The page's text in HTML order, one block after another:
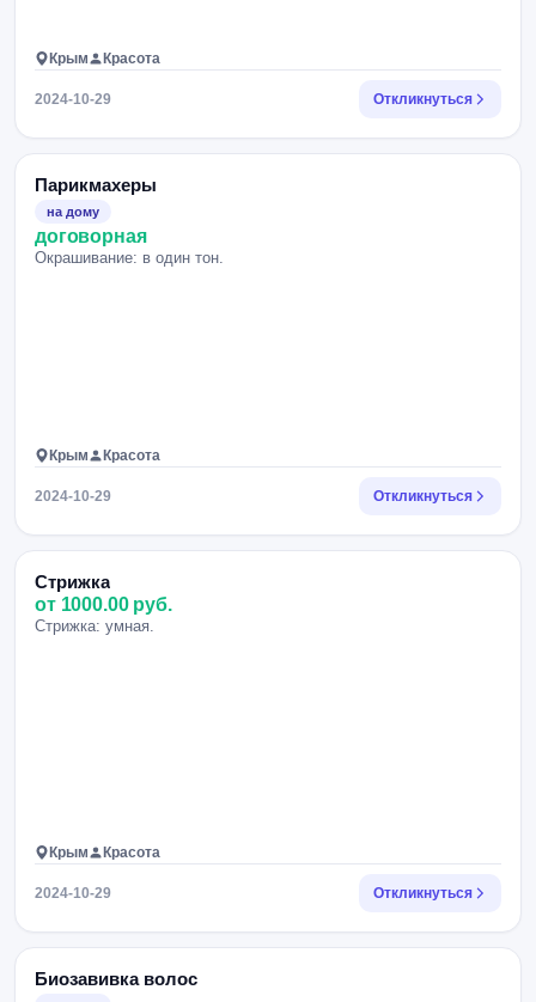
Крым Красота
2024-10-29 Откликнуться
Парикмахеры
на дому
договорная
Окрашивание: в один тон.
Крым Красота
2024-10-29 Откликнуться
Стрижка
от 1000.00 руб.
Стрижка: умная.
Крым Красота
2024-10-29 Откликнуться
Биозавивка волос